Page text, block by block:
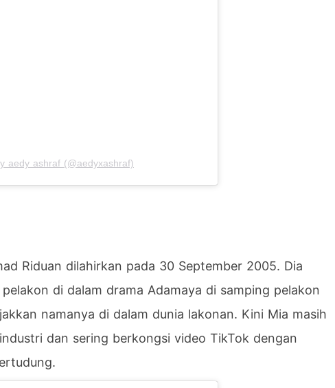
aedy ashraf (@aedyxashraf)
Riduan dilahirkan pada 30 September 2005. Dia
di dalam drama Adamaya di samping pelakon
namanya di dalam dunia lakonan. Kini Mia masih
dan sering berkongsi video TikTok dengan